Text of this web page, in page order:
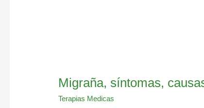
Migraña, síntomas,
Terapias Medicas